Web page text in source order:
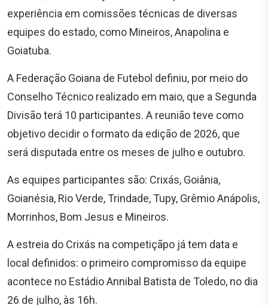
experiência em comissões técnicas de diversas
equipes do estado, como Mineiros, Anapolina e
Goiatuba.
A Federação Goiana de Futebol definiu, por meio do
Conselho Técnico realizado em maio, que a Segunda
Divisão terá 10 participantes. A reunião teve como
objetivo decidir o formato da edição de 2026, que
será disputada entre os meses de julho e outubro.
As equipes participantes são: Crixás, Goiânia,
Goianésia, Rio Verde, Trindade, Tupy, Grêmio Anápolis,
Morrinhos, Bom Jesus e Mineiros.
A estreia do Crixás na competiçãpo já tem data e
local definidos: o primeiro compromisso da equipe
acontece no Estádio Annibal Batista de Toledo, no dia
26 de julho, às 16h.